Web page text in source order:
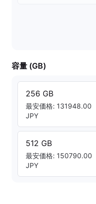
容量 (GB)
256 GB
最安価格: 131948.00
JPY
512 GB
最安価格: 150790.00
JPY